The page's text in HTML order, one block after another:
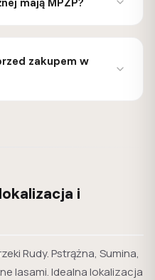
zakupem w
i
Rudy. Pstrążna, Sumina,
lasami. Idealna lokalizacja